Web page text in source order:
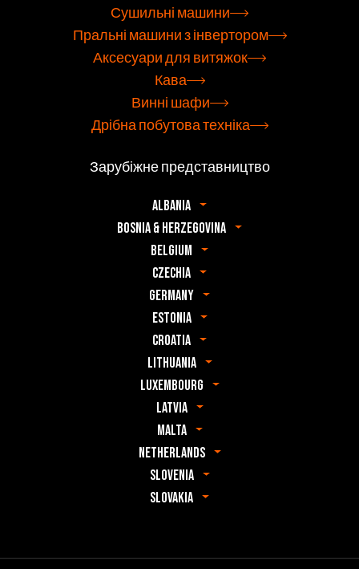
Сушильні машини
Пральні машини з інвертором
Аксесуари для витяжок
Кава
Винні шафи
Дрібна побутова техніка
Зарубіжне представництво
Albania
Bosnia & Herzegovina
Belgium
Czechia
Germany
Estonia
Croatia
Lithuania
Luxembourg
Latvia
Malta
Netherlands
Slovenia
Slovakia